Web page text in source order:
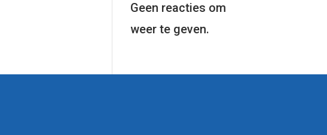
Geen reacties om
weer te geven.